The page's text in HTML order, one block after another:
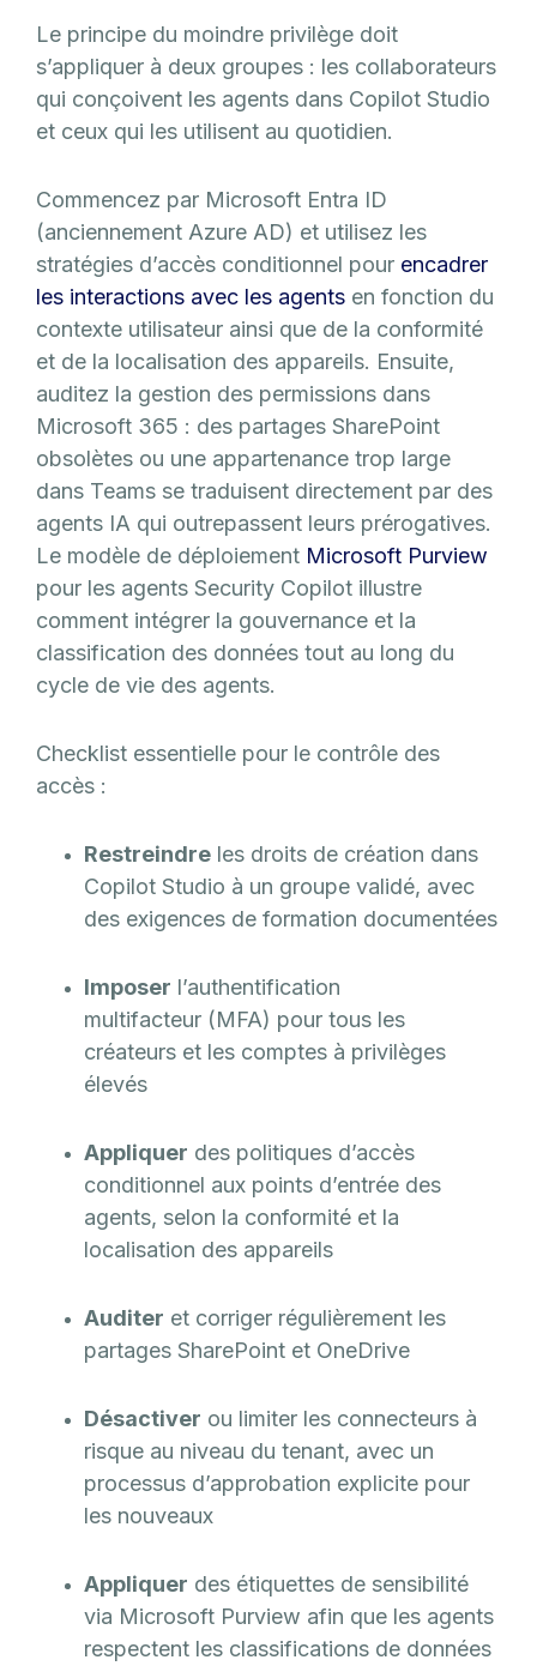
Le principe du moindre privilège doit
s’appliquer à deux groupes : les collaborateurs
qui conçoivent les agents dans Copilot Studio
et ceux qui les utilisent au quotidien.
Commencez par Microsoft Entra ID
(anciennement Azure AD) et utilisez les
stratégies d’accès conditionnel pour encadrer
les interactions avec les agents en fonction du
contexte utilisateur ainsi que de la conformité
et de la localisation des appareils. Ensuite,
auditez la gestion des permissions dans
Microsoft 365 : des partages SharePoint
obsolètes ou une appartenance trop large
dans Teams se traduisent directement par des
agents IA qui outrepassent leurs prérogatives.
Le modèle de déploiement Microsoft Purview
pour les agents Security Copilot illustre
comment intégrer la gouvernance et la
classification des données tout au long du
cycle de vie des agents.
Checklist essentielle pour le contrôle des
accès :
Restreindre les droits de création dans
Copilot Studio à un groupe validé, avec
des exigences de formation documentées
Imposer l’authentification
multifacteur (MFA) pour tous les
créateurs et les comptes à privilèges
élevés
Appliquer des politiques d’accès
conditionnel aux points d’entrée des
agents, selon la conformité et la
localisation des appareils
Auditer et corriger régulièrement les
partages SharePoint et OneDrive
Désactiver ou limiter les connecteurs à
risque au niveau du tenant, avec un
processus d’approbation explicite pour
les nouveaux
Appliquer des étiquettes de sensibilité
via Microsoft Purview afin que les agents
respectent les classifications de données